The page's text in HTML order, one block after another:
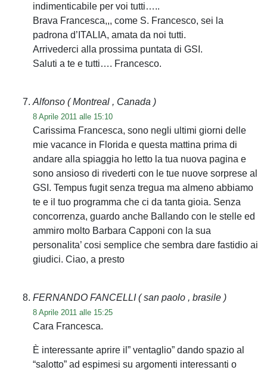
indimenticabile per voi tutti…..
Brava Francesca,,, come S. Francesco, sei la
padrona d’ITALIA, amata da noi tutti.
Arrivederci alla prossima puntata di GSI.
Saluti a te e tutti…. Francesco.
Alfonso ( Montreal , Canada )
8 Aprile 2011 alle 15:10
Carissima Francesca, sono negli ultimi giorni delle
mie vacance in Florida e questa mattina prima di
andare alla spiaggia ho letto la tua nuova pagina e
sono ansioso di rivederti con le tue nuove sorprese al
GSI. Tempus fugit senza tregua ma almeno abbiamo
te e il tuo programma che ci da tanta gioia. Senza
concorrenza, guardo anche Ballando con le stelle ed
ammiro molto Barbara Capponi con la sua
personalita’ cosi semplice che sembra dare fastidio ai
giudici. Ciao, a presto
FERNANDO FANCELLI( san paolo , brasile )
8 Aprile 2011 alle 15:25
Cara Francesca.
È interessante aprire il” ventaglio” dando spazio al
“salotto” ad espimesi su argomenti interessanti o